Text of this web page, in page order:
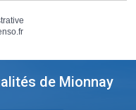
de Mionnay